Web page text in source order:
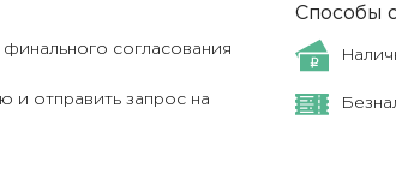
согласования
и отправить запрос на
Способы